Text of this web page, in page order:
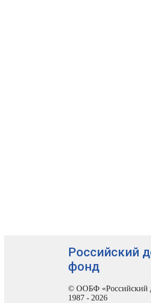
Российский
фонд
© ООБФ «Российский
1987 - 2026